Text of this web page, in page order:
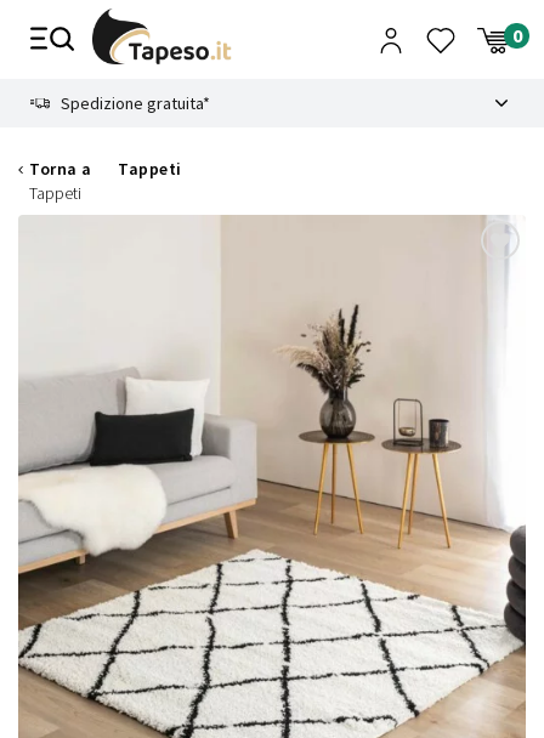
Spedizione gratuita*
Torna a
Tappeti
Tappeti